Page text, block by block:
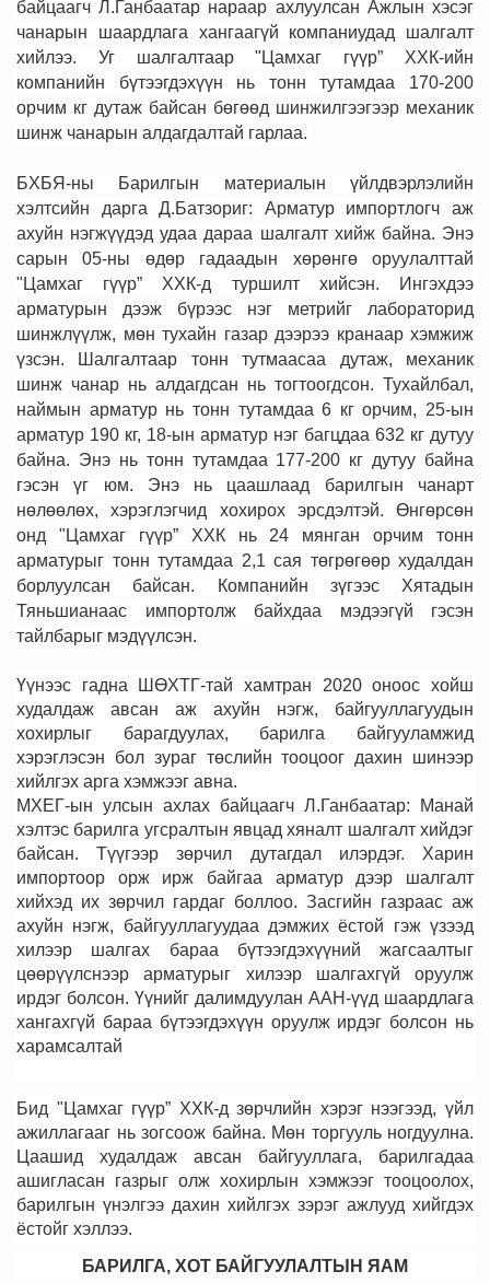
байцаагч Л.Ганбаатар нараар ахлуулсан Ажлын хэсэг
чанарын шаардлага хангаагүй компаниудад шалгалт
хийлээ. Уг шалгалтаар "Цамхаг гүүр” ХХК-ийн
компанийн бүтээгдэхүүн нь тонн тутамдаа 170-200
орчим кг дутаж байсан бөгөөд шинжилгээгээр механик
шинж чанарын алдагдалтай гарлаа.
БХБЯ-ны Барилгын материалын үйлдвэрлэлийн
хэлтсийн дарга Д.Батзориг: Арматур импортлогч аж
ахуйн нэгжүүдэд удаа дараа шалгалт хийж байна. Энэ
сарын 05-ны өдөр гадаадын хөрөнгө оруулалттай
"Цамхаг гүүр” ХХК-д туршилт хийсэн. Ингэхдээ
арматурын дээж бүрээс нэг метрийг лабораторид
шинжлүүлж, мөн тухайн газар дээрээ кранаар хэмжиж
үзсэн. Шалгалтаар тонн тутмаасаа дутаж, механик
шинж чанар нь алдагдсан нь тогтоогдсон. Тухайлбал,
наймын арматур нь тонн тутамдаа 6 кг орчим, 25-ын
арматур 190 кг, 18-ын арматур нэг багцдаа 632 кг дутуу
байна. Энэ нь тонн тутамдаа 177-200 кг дутуу байна
гэсэн үг юм. Энэ нь цаашлаад барилгын чанарт
нөлөөлөх, хэрэглэгчид хохирох эрсдэлтэй. Өнгөрсөн
онд "Цамхаг гүүр” ХХК нь 24 мянган орчим тонн
арматурыг тонн тутамдаа 2,1 сая төгрөгөөр худалдан
борлуулсан байсан. Компанийн зүгээс Хятадын
Тяньшианаас импортолж байхдаа мэдээгүй гэсэн
тайлбарыг мэдүүлсэн.
Үүнээс гадна ШӨХТГ-тай хамтран 2020 оноос хойш
худалдаж авсан аж ахуйн нэгж, байгууллагуудын
хохирлыг барагдуулах, барилга байгууламжид
хэрэглэсэн бол зураг төслийн тооцоог дахин шинээр
хийлгэх арга хэмжээг авна.
МХЕГ-ын улсын ахлах байцаагч Л.Ганбаатар: Манай
хэлтэс барилга угсралтын явцад хяналт шалгалт хийдэг
байсан. Түүгээр зөрчил дутагдал илэрдэг. Харин
импортоор орж ирж байгаа арматур дээр шалгалт
хийхэд их зөрчил гардаг боллоо. Засгийн газраас аж
ахуйн нэгж, байгууллагуудаа дэмжих ёстой гэж үзээд
хилээр шалгах бараа бүтээгдэхүүний жагсаалтыг
цөөрүүлснээр арматурыг хилээр шалгахгүй оруулж
ирдэг болсон. Үүнийг далимдуулан ААН-үүд шаардлага
хангахгүй бараа бүтээгдэхүүн оруулж ирдэг болсон нь
харамсалтай
Бид "Цамхаг гүүр” ХХК-д зөрчлийн хэрэг нээгээд, үйл
ажиллагааг нь зогсоож байна. Мөн торгууль ногдуулна.
Цаашид худалдаж авсан байгууллага, барилгадаа
ашигласан газрыг олж хохирлын хэмжээг тооцоолох,
барилгын үнэлгээ дахин хийлгэх зэрэг ажлууд хийгдэх
ёстойг хэллээ.
БАРИЛГА, ХОТ БАЙГУУЛАЛТЫН ЯАМ